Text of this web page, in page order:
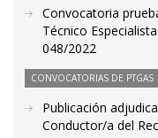
Convocatoria
Técnico
048/2022
CONVOCATORIAS DE PTGAS
Publicación
Conductor/a del